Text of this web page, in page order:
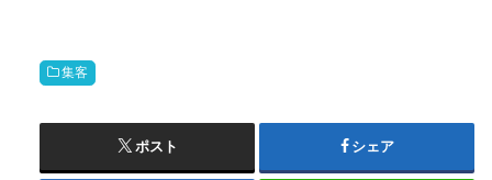
集客
ポスト シェア